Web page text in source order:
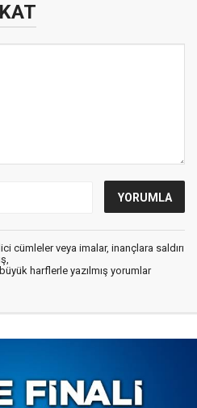
cümleler veya imalar, inançlara saldırı
harflerle yazılmış yorumlar